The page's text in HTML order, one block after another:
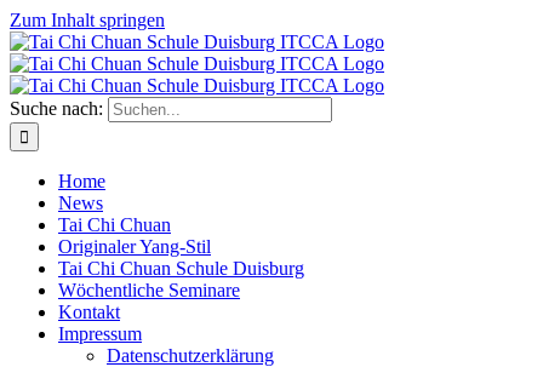
Zum Inhalt springen
Suche nach:
Home
News
Tai Chi Chuan
Originaler Yang-Stil
Tai Chi Chuan Schule Duisburg
Wöchentliche Seminare
Kontakt
Impressum
Datenschutzerklärung